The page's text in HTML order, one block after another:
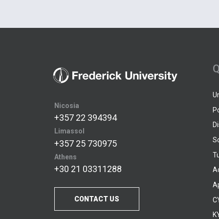
Nicosia
+357 22 394394
Limassol
+357 25 730975
Athens
+30 21 03311288
CONTACT US